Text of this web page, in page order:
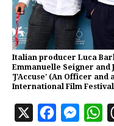
Italian producer Luca
Emmanuelle Seigner and
'J'Accuse' (An Officer and
International Film
X
M
W